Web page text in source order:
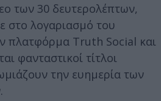
των 30 δευτερολέπτων,
στο λογαριασμό του
πλατφόρμα Truth Social και
φανταστικοί τίτλοι
την ευημερία των